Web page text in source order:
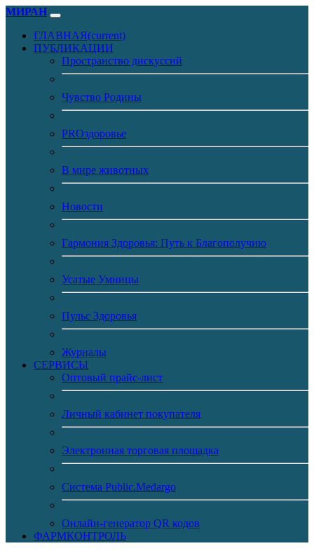
МИРАН
ГЛАВНАЯ(current)
ПУБЛИКАЦИИ
Пространство дискуссий
Чувство Родины
PROздоровье
В мире животных
Новости
Гармония Здоровья: Путь к Благополучию
Усатые Умницы
Пульс Здоровья
Журналы
CЕРВИСЫ
Оптовый прайс-лист
Личный кабинет покупателя
Электронная торговая площадка
Система Public.Medargo
Онлайн-генератор QR кодов
ФАРМКОНТРОЛЬ